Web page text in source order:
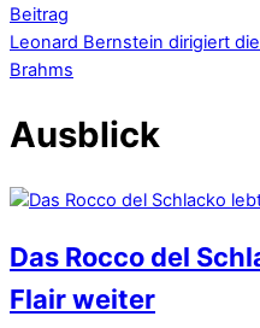
Beitrag
Leonard Bernstein dirigiert
Brahms
Ausblick
Das Rocco del
Flair weiter